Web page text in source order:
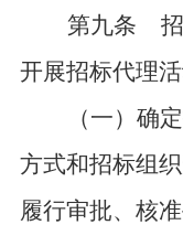
第九条
开展招标代理活
（一）确
方式和招标组
履行审批、核